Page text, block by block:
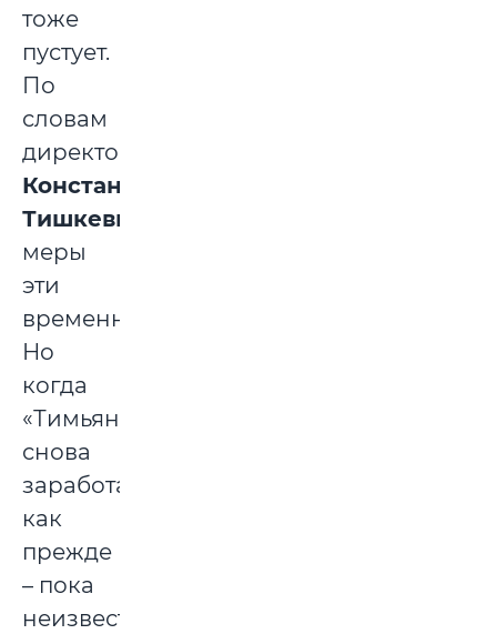
тоже
пустует.
По
словам
директора
Константина
Тишкевича
меры
эти
временные.
Но
когда
«Тимьян»
снова
заработает,
как
прежде
– пока
неизвестно.